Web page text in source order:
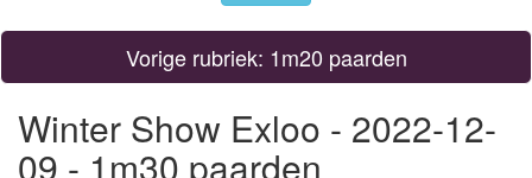
Vorige rubriek: 1m20 paarden
Winter Show Exloo - 2022-12-
09 - 1m30 paarden